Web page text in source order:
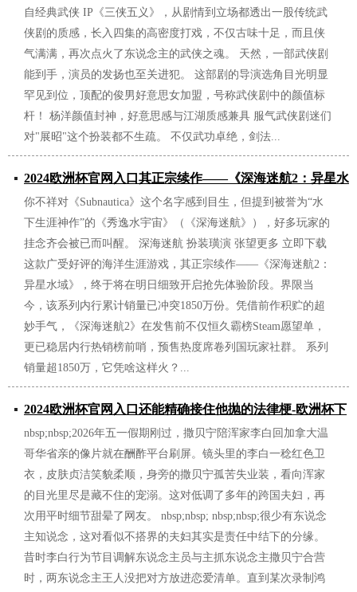
自经典武侠 IP《三侠五义》，从剧情到立场都透出一股传统武
侠剧的质感，长入四集的高密度打戏，不仅古味十足，而且侠
气满满，再次点火了东说念主的武侠之魂。 天然，一部武侠剧
能到手，演员的发扬也至关进犯。 这部剧的导演选角目光明显
罕见到位，顶配的俊男好意思女加盟，号称武侠剧中的颜值标
杆！ 杨洋颜值封神，好意思感与江湖质感兼具 服气武侠剧迷们
对"展昭"这个扮装都不生疏。 不仅武功卓绝，剑法...
2024欧洲杯官网入口其正宗续作——《深海迷航2：异星水
域》-欧洲杯下单平台(竞猜)股份有限公司
你不祥对《Subnautica》这个名字感到目生，但提到被誉为“水
下生涯神作”的《秀逸水宇宙》（《深海迷航》），好多玩家的
挂念齐会被已而叫醒。 深海迷航 扮装璜演 张望更多 立即下载
这款广受好评的海洋生涯游戏，其正宗续作——《深海迷航2：
异星水域》，终于将在明日细致开启抢先体验阶段。界限当
今，该系列内行累计销量已冲突1850万份。凭借前作积贮的超
妙手气，《深海迷航2》在发售前不仅恒久霸榜Steam愿望单，
更已稳居内行热销榜前哨，预售热度席卷列国玩家社群。 系列
销量超1850万，它凭啥这样火？...
2024欧洲杯官网入口还能精确接住他抛的法律梗-欧洲杯下
单平台(竞猜)股份有限公司
nbsp;nbsp;2026年五一假期刚过，撒贝宁陪浑家李白回加拿大温
哥华省亲的像片就在酬酢平台刷屏。镜头里的李白一稔红色卫
衣，皮肤贞洁笑貌柔顺，身旁的撒贝宁孤苦失业装，看向浑家
的目光里尽是藏不住的宠溺。这对低调了多年的跨国夫妇，再
次用平时细节甜晕了网友。 nbsp;nbsp; nbsp;nbsp;很少有东说念
主知说念，这对看似不搭界的夫妇其实是责任中结下的分缘。
昔时李白行为节目调解东说念主员与主抓东说念主撒贝宁合营
时，两东说念主王人没把对方放进恋爱清单。直到某次录制鸿